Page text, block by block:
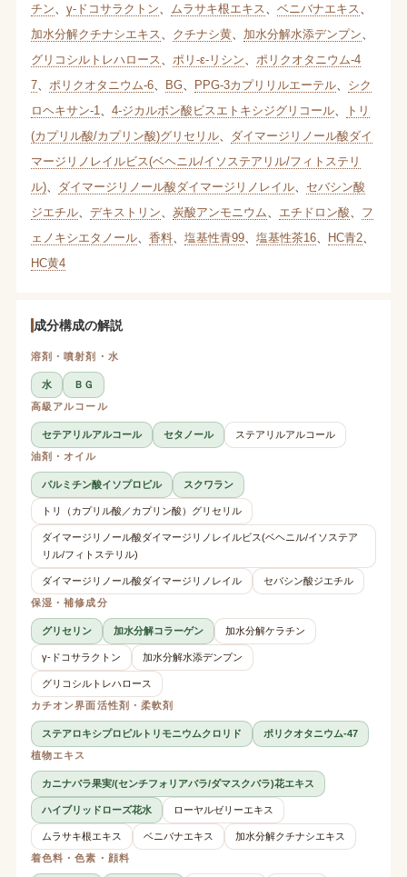
チン
γ-ドコサラクトン ムラサキ根エキス ベニバナエキス
加水分解クチナシエキス
クチナシ黄、 加水分解水添デンプン
グリコシルトレハロース
ポリ-ε-リシン
ポリクオタニウム-4
7、 ポリクオタニウム-6、 BG、 PPG-3カプリリルエーテル、 シク
ロヘキサン-1
4-ジカルボン酸ビスエトキシジグリコール、
トリ
(カプリル酸/カプリン酸)グリセリル、 ダイマージリノール酸ダイ
マージリノレイルビス(ベヘニル/イソステアリル/フィトステリ
ル)、 ダイマージリノール酸ダイマージリノレイル、 セバシン酸
ジエチル、 デキストリン 炭酸アンモニウム エチドロン酸
フ
ェノキシエタノール、 香料、 塩基性青99、 塩基性茶16、 HC青2、
HC黄4
成分構成の解説
溶剤・噴射剤・水
水
ＢＧ
高級アルコール
セテアリルアルコール セタノール
ステアリルアルコール
油剤・オイル
パルミチン酸イソプロピル スクワラン
トリ（カプリル酸／カプリン酸）グリセリル
ダイマージリノール酸ダイマージリノレイルビス(ベヘニル/イソステア
リル/フィトステリル)
ダイマージリノール酸ダイマージリノレイル
セバシン酸ジエチル
保湿・補修成分
グリセリン 加水分解コラーゲン 加水分解ケラチン
γ-ドコサラクトン 加水分解水添デンプン
グリコシルトレハロース
カチオン界面活性剤・柔軟剤
ステアロキシプロピルトリモニウムクロリド
ポリクオタニウム-47
植物エキス
カニナバラ果実/(センチフォリアバラ/ダマスクバラ)花エキス
ハイブリッドローズ花水 ローヤルゼリーエキス
ムラサキ根エキス ベニバナエキス
加水分解クチナシエキス
着色料・色素・顔料